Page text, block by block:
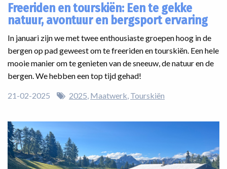
Freeriden en tourskiën: Een te gekke
natuur, avontuur en bergsport ervaring
In januari zijn we met twee enthousiaste groepen hoog in de
bergen op pad geweest om te freeriden en tourskiën. Een hele
mooie manier om te genieten van de sneeuw, de natuur en de
bergen. We hebben een top tijd gehad!
21-02-2025 2025 Maatwerk Tourskiën